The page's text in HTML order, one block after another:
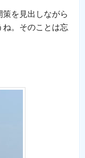
を見出しながら
。そのことは忘